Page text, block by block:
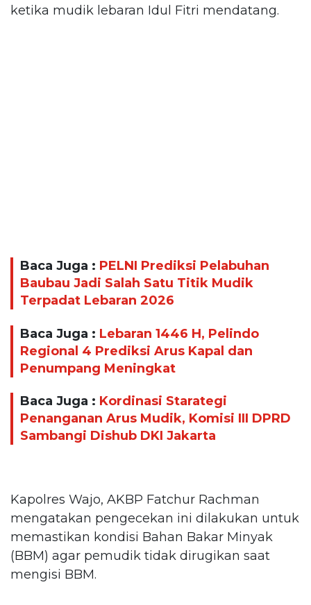
ketika mudik lebaran Idul Fitri mendatang.
Baca Juga : PELNI Prediksi Pelabuhan
Baubau Jadi Salah Satu Titik Mudik
Terpadat Lebaran 2026
Baca Juga : Lebaran 1446 H, Pelindo
Regional 4 Prediksi Arus Kapal dan
Penumpang Meningkat
Baca Juga : Kordinasi Starategi
Penanganan Arus Mudik, Komisi III DPRD
Sambangi Dishub DKI Jakarta
Kapolres Wajo, AKBP Fatchur Rachman
mengatakan pengecekan ini dilakukan untuk
memastikan kondisi Bahan Bakar Minyak
(BBM) agar pemudik tidak dirugikan saat
mengisi BBM.